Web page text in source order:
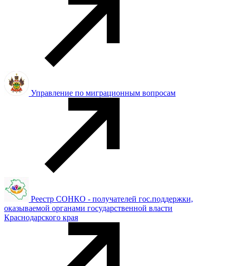
Управление по миграционным вопросам
Реестр СОНКО - получателей гос.поддержки,
оказываемой органами государственной власти
Краснодарского края